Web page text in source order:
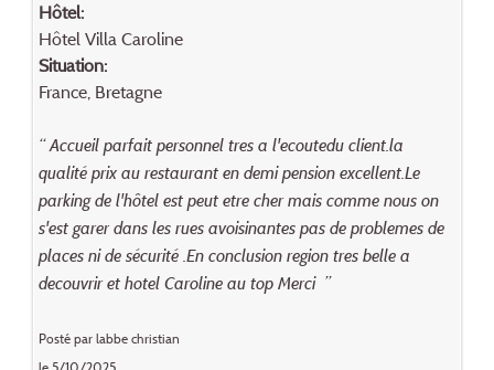
Hôtel:
Hôtel Villa Caroline
Situation:
France, Bretagne
“ Accueil parfait personnel tres a l'ecoutedu client.la
qualité prix au restaurant en demi pension excellent.Le
parking de l'hôtel est peut etre cher mais comme nous on
s'est garer dans les rues avoisinantes pas de problemes de
places ni de sécurité .En conclusion region tres belle a
decouvrir et hotel Caroline au top Merci ”
Posté par labbe christian